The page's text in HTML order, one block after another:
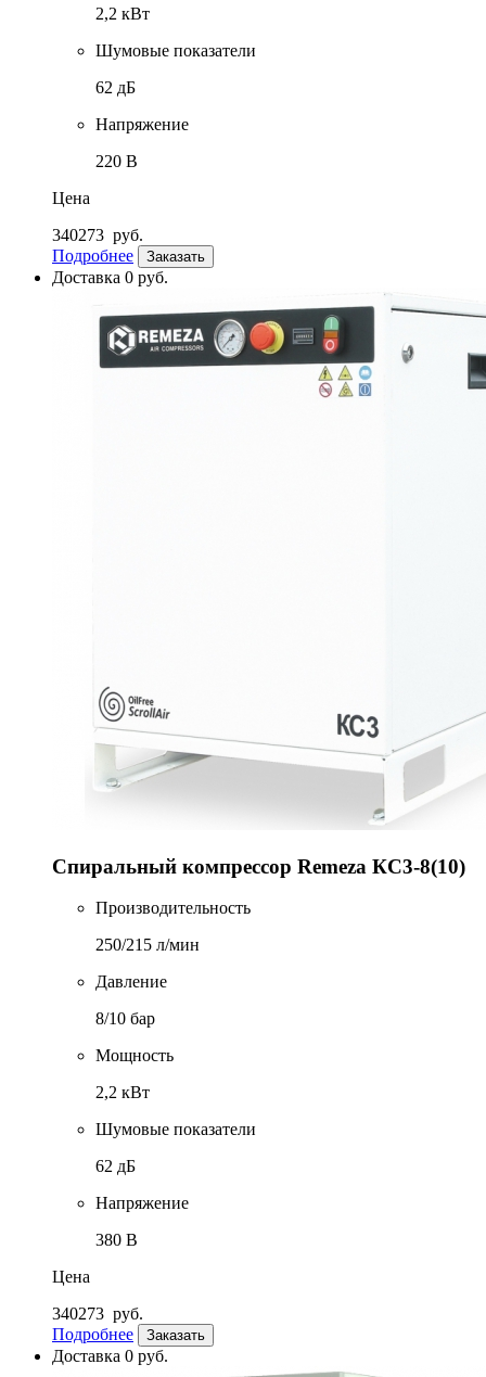
2,2 кВт
Шумовые показатели
62 дБ
Напряжение
220 В
Цена
340273 руб.
Подробнее
Заказать
Доставка 0 руб.
Спиральный компрессор Remeza КС3-8(10)
Производительность
250/215 л/мин
Давление
8/10 бар
Мощность
2,2 кВт
Шумовые показатели
62 дБ
Напряжение
380 В
Цена
340273 руб.
Подробнее
Заказать
Доставка 0 руб.